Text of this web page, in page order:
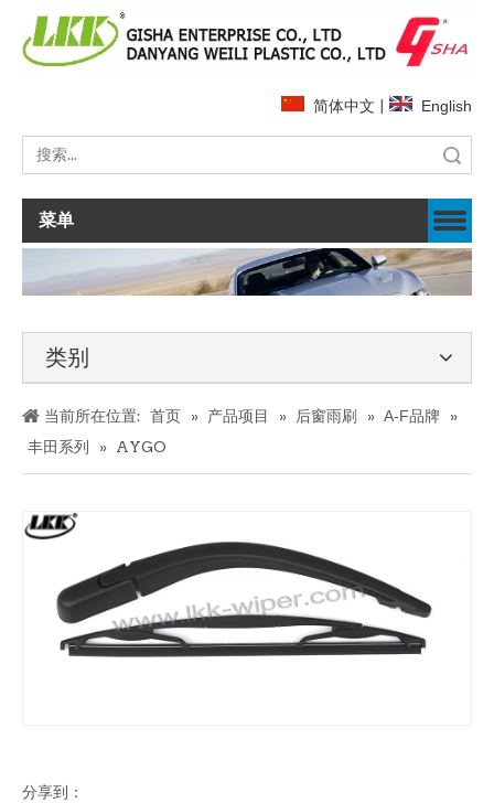
简体中文 | English
菜单
类别
当前所在位置: 首页 » 产品项目 » 后窗雨刷 » A-F品牌
»
丰田系列
» AYGO
分享到：